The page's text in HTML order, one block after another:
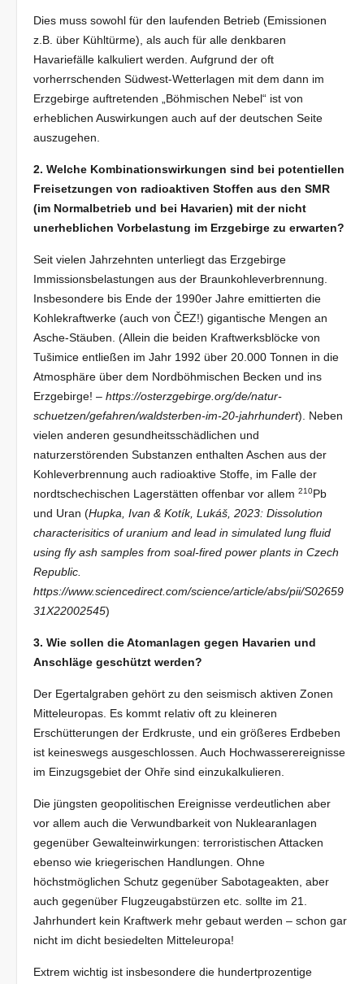
Dies muss sowohl für den laufenden Betrieb (Emissionen
z.B. über Kühltürme), als auch für alle denkbaren
Havariefälle kalkuliert werden. Aufgrund der oft
vorherrschenden Südwest-Wetterlagen mit dem dann im
Erzgebirge auftretenden „Böhmischen Nebel“ ist von
erheblichen Auswirkungen auch auf der deutschen Seite
auszugehen.
2. Welche Kombinationswirkungen sind bei potentiellen
Freisetzungen von radioaktiven Stoffen aus den SMR
(im Normalbetrieb und bei Havarien) mit der nicht
unerheblichen Vorbelastung im Erzgebirge zu erwarten?
Seit vielen Jahrzehnten unterliegt das Erzgebirge
Immissionsbelastungen aus der Braunkohleverbrennung.
Insbesondere bis Ende der 1990er Jahre emittierten die
Kohlekraftwerke (auch von ČEZ!) gigantische Mengen an
Asche-Stäuben. (Allein die beiden Kraftwerksblöcke von
Tušimice entließen im Jahr 1992 über 20.000 Tonnen in die
Atmosphäre über dem Nordböhmischen Becken und ins
Erzgebirge! –https://osterzgebirge.org/de/natur-
schuetzen/gefahren/waldsterben-im-20-jahrhundert). Neben
vielen anderen gesundheitsschädlichen und
naturzerstörenden Substanzen enthalten Aschen aus der
Kohleverbrennung auch radioaktive Stoffe, im Falle der
nordtschechischen Lagerstätten offenbar vor allem210Pb
und Uran (Hupka , Ivan & Kotík, Lukáš, 2023: Dissolution
characterisitics of uranium and lead in simulated lung fluid
using fly ash samples from soal-fired power plants in Czech
Republic.
https://www.sciencedirect.com/science/article/abs/pii/S02659
31X22002545)
3. Wie sollen die Atomanlagen gegen Havarien und
Anschläge geschützt werden?
Der Egertalgraben gehört zu den seismisch aktiven Zonen
Mitteleuropas. Es kommt relativ oft zu kleineren
Erschütterungen der Erdkruste, und ein größeres Erdbeben
ist keineswegs ausgeschlossen. Auch Hochwasserereignisse
im Einzugsgebiet der Ohře sind einzukalkulieren.
Die jüngsten geopolitischen Ereignisse verdeutlichen aber
vor allem auch die Verwundbarkeit von Nuklearanlagen
gegenüber Gewalteinwirkungen: terroristischen Attacken
ebenso wie kriegerischen Handlungen. Ohne
höchstmöglichen Schutz gegenüber Sabotageakten, aber
auch gegenüber Flugzeugabstürzen etc. sollte im 21.
Jahrhundert kein Kraftwerk mehr gebaut werden – schon gar
nicht im dicht besiedelten Mitteleuropa!
Extrem wichtig ist insbesondere die hundertprozentige